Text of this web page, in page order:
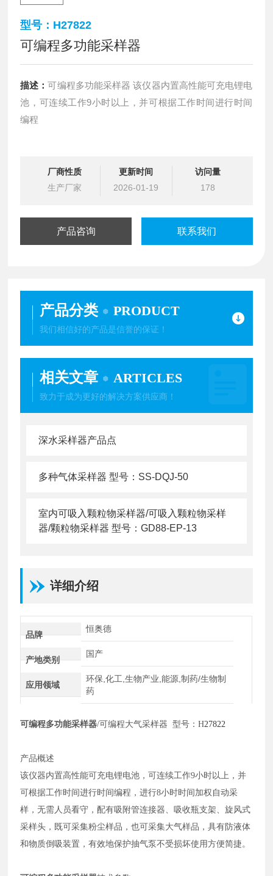
型号：H27822
可编程多功能采样器
描述：可编程多功能采样器 该仪器内置高性能可充电锂电
池，可连续工作9小时以上，并可根据工作时间进行时间
编程
厂商性质
生产厂家
更新时间
2026-01-19
访问量
178
产品咨询 联系我们
产品分类 PRODUCT
我们相信好的产品是信誉的保证！
相关文章 ARTICLES
致力于成为更好的解决方案供应商！
深水采样器产品点
多种气体采样器 型号：SS-DQJ-50
室内可吸入颗粒物采样器/可吸入颗粒物采样
器/颗粒物采样器 型号：GD88-EP-13
详细介绍
品牌
恒奥德
产地类别
国产
应用领域
环保,化工,生物产业,能源,制药/生物制
药
可编程多功能采样器/可编程大气采样器 型号：H27822
产品概述
该仪器内置高性能可充电锂电池，可连续工作9小时以上，并
可根据工作时间进行时间编程，进行8小时时间加权自动采
样，无需人员看守，配有吸附管连接器、吸收瓶支架、旋风式
采样头，既可采集粉尘样品，也可采集大气样品，具有防液体
和物质倒吸装置，有效地保护抽气泵不受损坏使用方便简捷。